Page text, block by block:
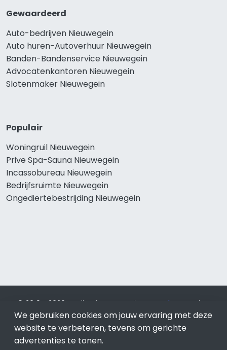
Gewaardeerd
Auto-bedrijven Nieuwegein
Auto huren-Autoverhuur Nieuwegein
Banden-Bandenservice Nieuwegein
Advocatenkantoren Nieuwegein
Slotenmaker Nieuwegein
Populair
Woningruil Nieuwegein
Prive Spa-Sauna Nieuwegein
Incassobureau Nieuwegein
Bedrijfsruimte Nieuwegein
Ongediertebestrijding Nieuwegein
© 2019 - 2026 Realisatie en SEO door SEO-bureau
Lion
Internet. Betaal alleen voor bewezen resultaten?SEO
optimalisatie No Cure No Pay.Nieuwegeinis onderdeel van
Lion Internet.
We gebruiken cookies om jouw ervaring met deze
website te verbeteren, tevens om gerichte
advertenties te tonen.